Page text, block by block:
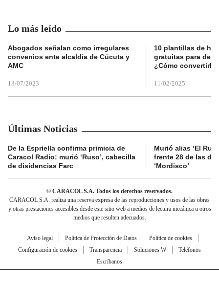
Lo más leído
Abogados señalan como irregulares
convenios ente alcaldía de Cúcuta y
AMC
13/07/2023
10 plantillas de
gratuitas para
¿Cómo convertirla
11/02/2025
Últimas Noticias
De la Espriella confirma primicia de
Caracol Radio: murió ‘Ruso’, cabecilla
de disidencias Farc
Murió alias ‘El
frente 28 de las
‘Mordisco’
© CARACOL S.A. Todos los derechos reservados.
CARACOL S.A. realiza una reserva expresa de las reproducciones y usos de las obras
y otras prestaciones accesibles desde este sitio web a medios de lectura mecánica u otros
medios que resulten adecuados.
Aviso legal Política de Protección de Datos
Política de cookies
Configuración de cookies
Transparencia Soluciones W
Teléfonos
Escríbanos